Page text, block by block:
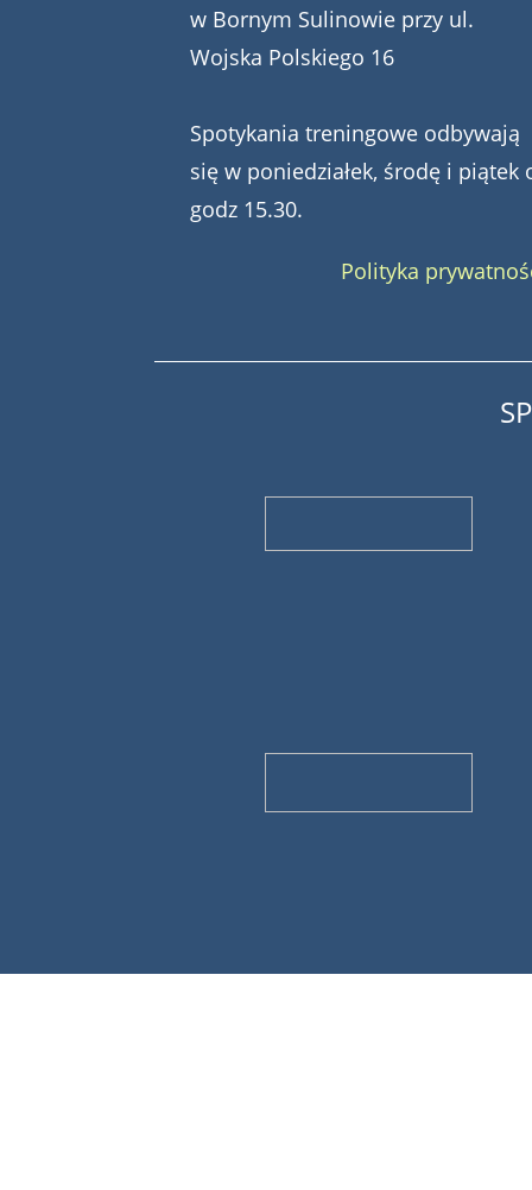
w Bornym Sulinowie przy ul.
Wojska Polskiego 16
Spotykania treningowe odbywają
się w poniedziałek, środę i piątek
godz 15.30.
Polityka